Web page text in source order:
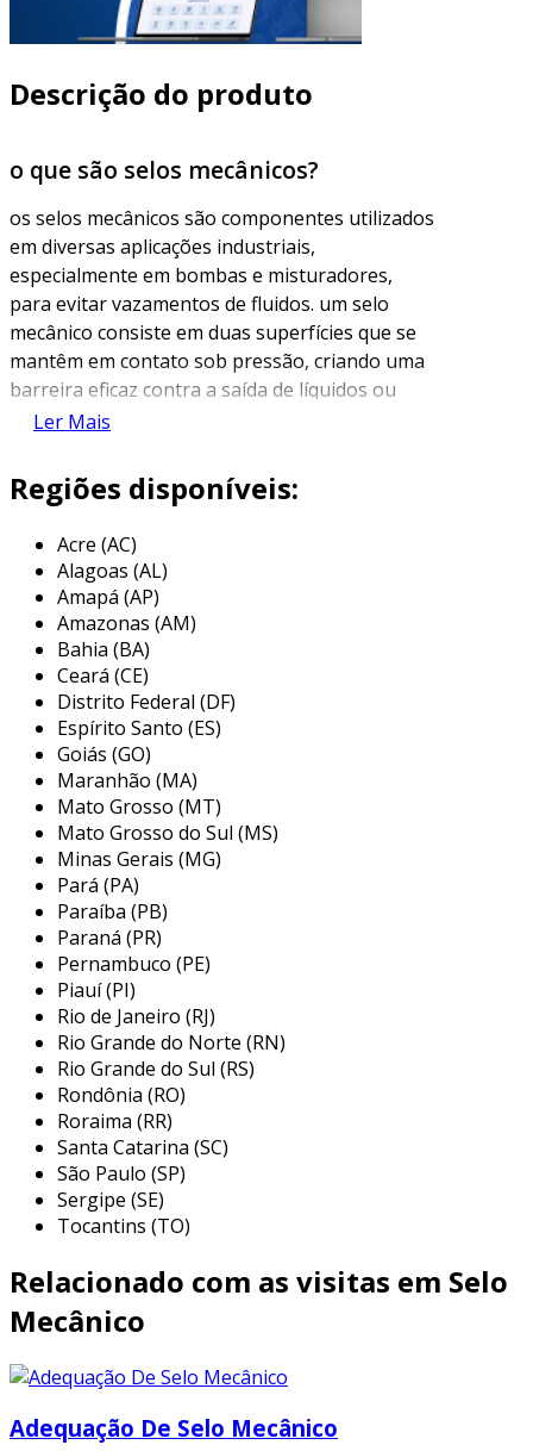
Descrição do produto
o que são selos mecânicos?
os selos mecânicos são componentes utilizados
em diversas aplicações industriais,
especialmente em bombas e misturadores,
para evitar vazamentos de fluidos. um selo
mecânico consiste em duas superfícies que se
mantêm em contato sob pressão, criando uma
barreira eficaz contra a saída de líquidos ou
gases. essa tecnologia é essencial em
fundamental para a segurança e eficiência dos
equipamentos.
além de prevenir vazamentos, os selos
mecânicos também contribuem para a
manutenção da integridade dos fluidos
transportados, garantindo que não ocorram
contaminações. essa inovação é amplamente
reconhecida por proporcionar uma solução
confiável e de longa duração para os desafios
enfrentados nas indústrias químicas,
petroquímicas e alimentícias.
principais aplicações dos selos
mecânicos
os selos mecânicos são usados em um amplo
espectro de indústrias, abrangendo desde o
setor químico até o de alimentos e bebidas. sua
versatilidade e eficácia fazem deles uma escolha
inteligente para equipar máquinas que
requerem alta precisão e segurança. entre as
principais aplicações, destacam-se:
indústria química:
hermeticamente vedar reatores, evitando
contaminação do produto e perda de
material;
submersas e equipamentos de extração,
onde a resistência a pressões e
temperaturas elevadas é essencial;
processos alimentícios:aplicados em
fluido não entre em contato com agentes
Ler Mais
Regiões disponíveis:
Acre (AC)
Alagoas (AL)
Amapá (AP)
Amazonas (AM)
Bahia (BA)
Ceará (CE)
Distrito Federal (DF)
Espírito Santo (ES)
Goiás (GO)
Maranhão (MA)
Mato Grosso (MT)
Mato Grosso do Sul (MS)
Minas Gerais (MG)
Pará (PA)
Paraíba (PB)
Paraná (PR)
Pernambuco (PE)
Piauí (PI)
Rio de Janeiro (RJ)
Rio Grande do Norte (RN)
Rio Grande do Sul (RS)
Rondônia (RO)
Roraima (RR)
Santa Catarina (SC)
São Paulo (SP)
Sergipe (SE)
Tocantins (TO)
Relacionado com as visitas em Selo
Mecânico
Adequação De Selo Mecânico